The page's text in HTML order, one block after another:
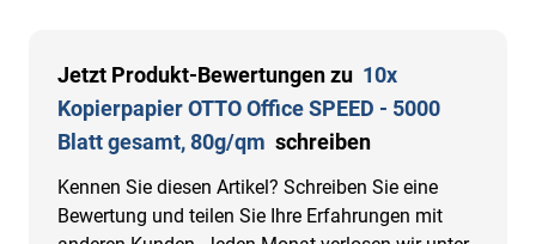
Jetzt Produkt-Bewertungen zu 10x
Kopierpapier OTTO Office SPEED - 5000
Blatt gesamt, 80g/qm schreiben
Kennen Sie diesen Artikel? Schreiben Sie eine
Bewertung und teilen Sie Ihre Erfahrungen mit